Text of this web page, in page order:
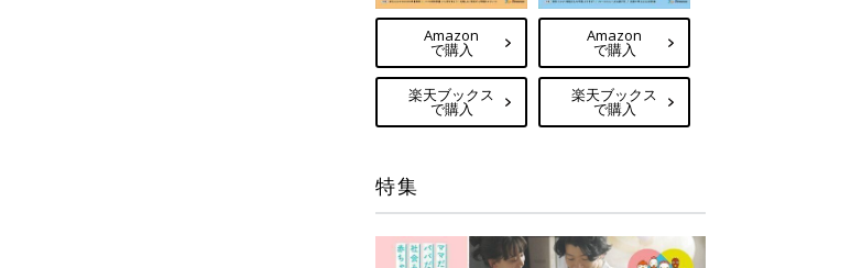
Amazon
で購入
楽天ブックス
で購入
Amazon
で購入
楽天ブックス
で購入
特集